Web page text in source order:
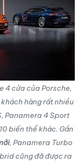
4 cửa của Porsche,
hàng rất nhiều
Panamera 4 Sport
biến thể khác. Gần
, Panamera Turbo
cũng đã được ra